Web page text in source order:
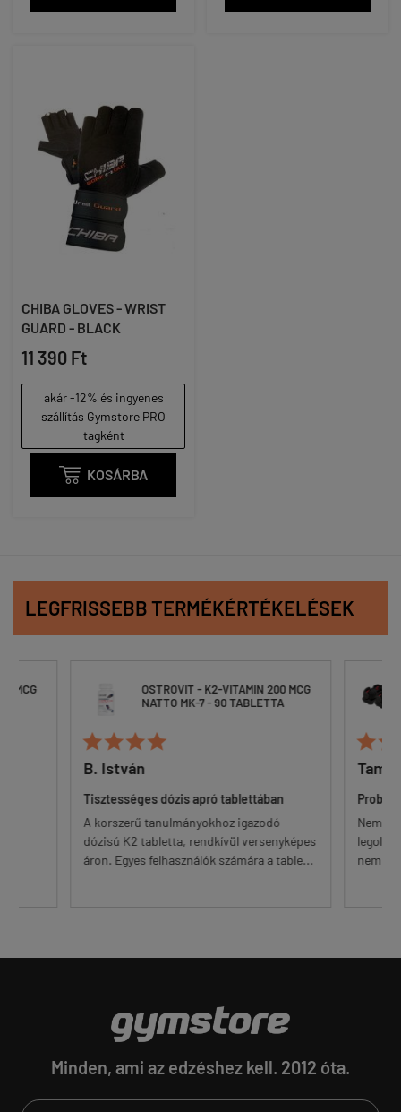
CHIBA GLOVES - WRIST
GUARD - BLACK
11 390 Ft
akár -12% és ingyenes
szállítás Gymstore PRO
tagként
 KOSÁRBA
LEGFRISSEBB TERMÉKÉRTÉKELÉSEK
MCG
OSTROVIT - K2-VITAMIN 200 MCG
NATTO MK-7 - 90 TABLETTA

B. István
Tisztességes dózis apró tablettában
A korszerű tanulmányokhoz igazodó
dózisú K2 tabletta, rendkívül versenyképes
áron. Egyes felhasználók számára a table...

Nem
nem
Minden, ami az edzéshez kell. 2012 óta.